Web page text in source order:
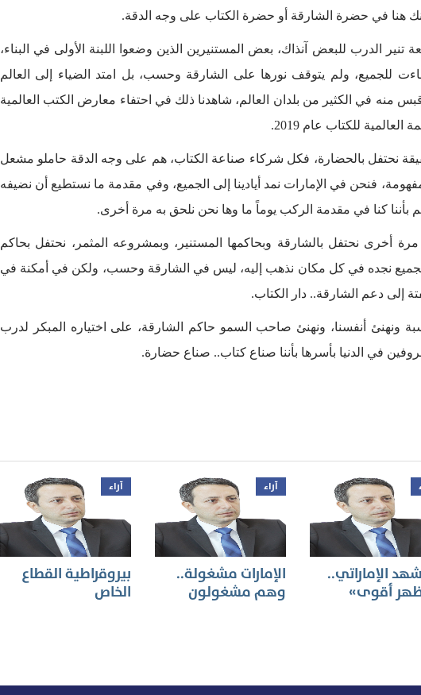
هنا في حضرة الشارقة أو حضرة الكتاب على وجه الدقة.
الدرب للبعض آنذاك، بعض المستنيرين الذين وضعوا اللبنة الأولى في البناء،
للجميع، ولم يتوقف نورها على الشارقة وحسب، بل امتد الضياء إلى العالم
قبس منه في الكثير من بلدان العالم، شاهدنا ذلك في احتفاء معارض الكتب العالمية
للكتاب عام 2019.
نحتفل بالحضارة، فكل شركاء صناعة الكتاب، هم على وجه الدقة حاملو مشعل
فنحن في الإمارات نمد أيادينا إلى الجميع، وفي مقدمة ما نستطيع أن نضيفه
بأننا كنا في مقدمة الركب يوماً ما وها نحن نلحق به مرة أخرى.
أخرى نحتفل بالشارقة وبحاكمها المستنير، وبمشروعه المثمر، نحتفل بحاكم
نجده في كل مكان نذهب إليه، ليس في الشارقة وحسب، ولكن في أمكنة في
إلى دعم الشارقة.. دار الكتاب.
ونهنئ أنفسنا، ونهنئ صاحب السمو حاكم الشارقة، على اختياره المبكر لدرب
في الدنيا بأسرها بأننا صناع كتاب.. صناع حضارة.
الإماراتي..
أقوى»
آراء
الإمارات مشغولة..
وهم مشغولون
آراء
بيروقراطية القطاع
الخاص